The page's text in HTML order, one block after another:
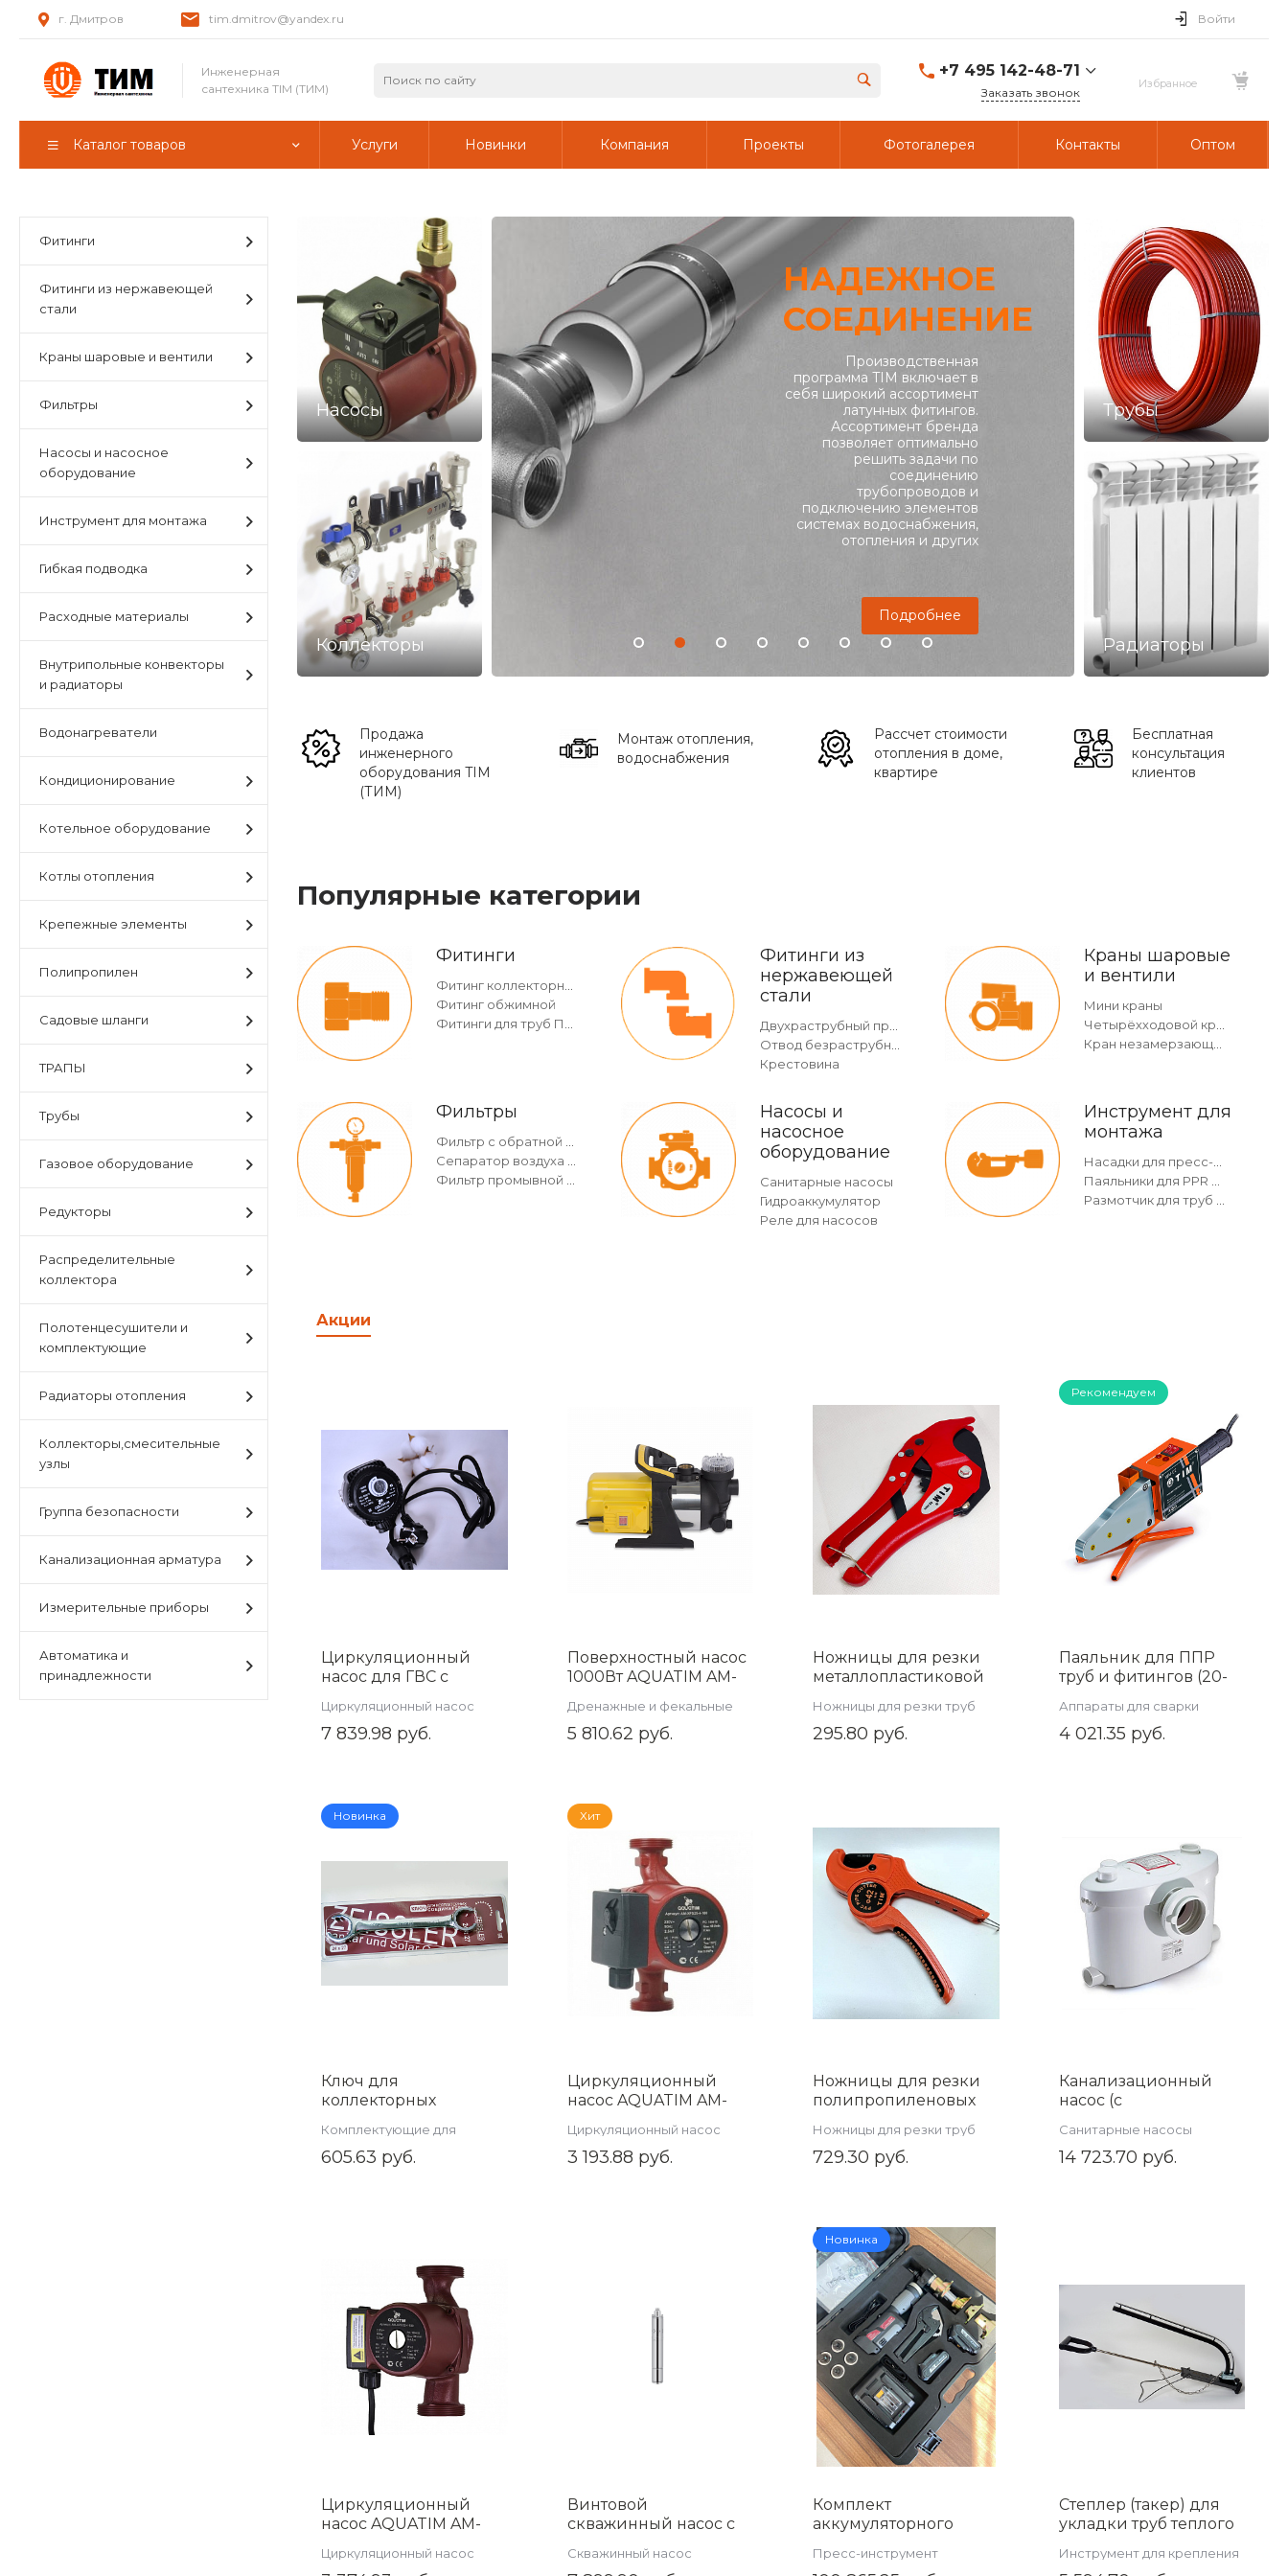
г. Дмитров tim.dmitrov@yandex.ru Войти
Инженерная
сантехника TIM (ТИМ)
+7 495 142-48-71
Заказать звонок
Каталог товаров Услуги Новинки Компания Проекты Фотогалерея Контакты Оптом
Фитинги
Фитинги из нержавеющей
стали
Краны шаровые и вентили
Фильтры
Насосы и насосное
оборудование
Инструмент для монтажа
Гибкая подводка
Расходные материалы
Внутрипольные конвекторы
и радиаторы
Водонагреватели
Кондиционирование
Котельное оборудование
Котлы отопления
Крепежные элементы
Полипропилен
Садовые шланги
ТРАПЫ
Трубы
Газовое оборудование
Редукторы
Распределительные
коллектора
Полотенцесушители и
комплектующие
Радиаторы отопления
Коллекторы,смесительные
узлы
Группа безопасности
Канализационная арматура
Измерительные приборы
Автоматика и
принадлежности
НАДЕЖНОЕ
СОЕДИНЕНИЕ
Производственная
программа TIM включает в
себя широкий ассортимент
латунных фитингов.
Ассортимент бренда
позволяет оптимально
решить задачи по
соединению
трубопроводов и
подключению элементов
системах водоснабжения,
отопления и других
Подробнее
Подробнее
Насосы
Коллекторы
Трубы
Радиаторы
Продажа
инженерного
оборудования TIM
(ТИМ)
Монтаж отопления,
водоснабжения
Рассчет стоимости
отопления в доме,
квартире
Бесплатная
консультация
клиентов
Популярные категории
Фитинги
Фитинг обжимной
Фитинги из
нержавеющей
стали
Крестовина
Краны шаровые
и вентили
Мини краны
Фильтры
Насосы и
насосное
оборудование
Санитарные насосы
Гидроаккумулятор
Реле для насосов
Инструмент для
монтажа
Акции
Циркуляционный
насос для ГВC с
регулирования 1/2"
AQUATIM AM-GPE15-12
Циркуляционный насос
7 839.98 руб.
Поверхностный насос
1000Вт AQUATIM AM-
Дренажные и фекальные
насосы
5 810.62 руб.
Ножницы для резки
металлопластиковой
TIM116
Ножницы для резки труб
295.80 руб.
Рекомендуем
Паяльник для ППР
труб и фитингов (20-
02
Аппараты для сварки
пластиковых труб
4 021.35 руб.
Новинка
Ключ для
коллекторных
022427
Комплектующие для
коллекторной группы
605.63 руб.
Хит
Циркуляционный
насос AQUATIM AM-
Циркуляционный насос
3 193.88 руб.
Ножницы для резки
полипропиленовых
оранжевые, арт.TIM154
Ножницы для резки труб
729.30 руб.
Канализационный
насос (с
AQUATIM AM-STP-
400UP
Санитарные насосы
14 723.70 руб.
Циркуляционный
насос AQUATIM AM-
Циркуляционный насос
Винтовой
скважинный насос с
-370Вт - 1" AM-
Скважинный насос
Новинка
Комплект
аккумуляторного
монтажа аксиальных
Пресс-инструмент
Степлер (такер) для
укладки труб теплого
JU1620S1
Инструмент для крепления
труб напольного отопления